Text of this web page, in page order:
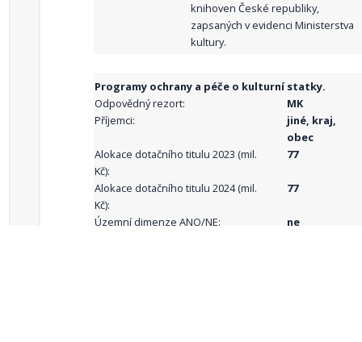
knihoven České republiky,
zapsaných v evidenci Ministerstva
kultury.
Programy ochrany a péče o kulturní statky.
Odpovědný rezort:
MK
Příjemci:
jiné, kraj,
obec
Alokace dotačního titulu 2023 (mil.
Kč):
77
Alokace dotačního titulu 2024 (mil.
Kč):
77
Územní dimenze ANO/NE:
ne